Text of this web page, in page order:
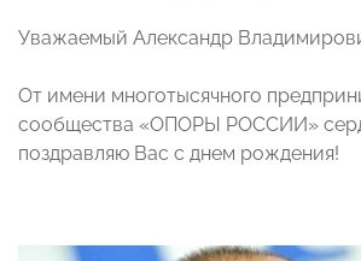
Уважаемый Александр
От имени многотысячного
сообщества «ОПОРЫ РОССИИ»
поздравляю Вас с днем рождения!